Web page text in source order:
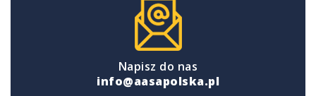
Napisz do nas
info@aasapolska.pl